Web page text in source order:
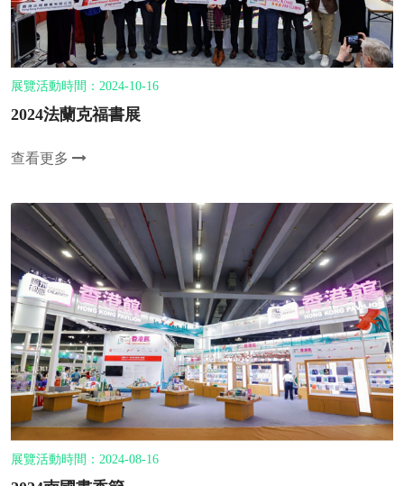
展覽活動時間：2024-10-16
2024法蘭克福書展
查看更多
展覽活動時間：2024-08-16